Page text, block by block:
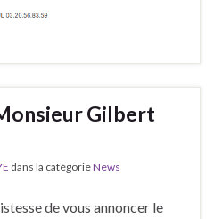
Gilbert
dans la catégorieNews
de vous annoncer le